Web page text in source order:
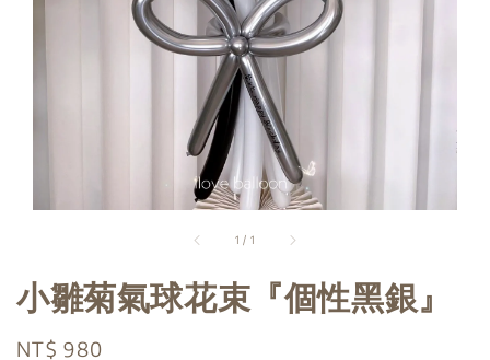
1 / 1
小雛菊氣球花束『個性黑銀』
Regular
NT$ 980